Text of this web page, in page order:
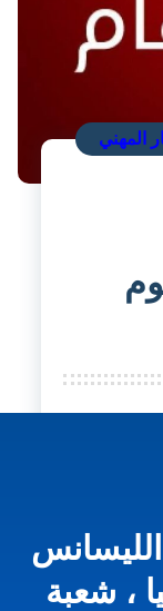
المهني
، شعبة